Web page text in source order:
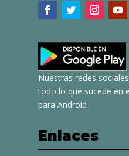
Nuestras redes
todo lo que sucede en
para Android
Enlaces